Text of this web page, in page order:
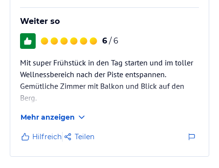
Weiter so
6 / 6
Mit super Frühstück in den Tag starten und im toller
Wellnessbereich nach der Piste entspannen.
Gemütliche Zimmer mit Balkon und Blick auf den
Berg.
Mehr anzeigen
Hilfreich Teilen